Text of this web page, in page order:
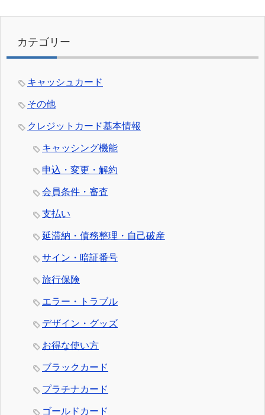
カテゴリー
キャッシュカード
その他
クレジットカード基本情報
キャッシング機能
申込・変更・解約
会員条件・審査
支払い
延滞納・債務整理・自己破産
サイン・暗証番号
旅行保険
エラー・トラブル
デザイン・グッズ
お得な使い方
ブラックカード
プラチナカード
ゴールドカード